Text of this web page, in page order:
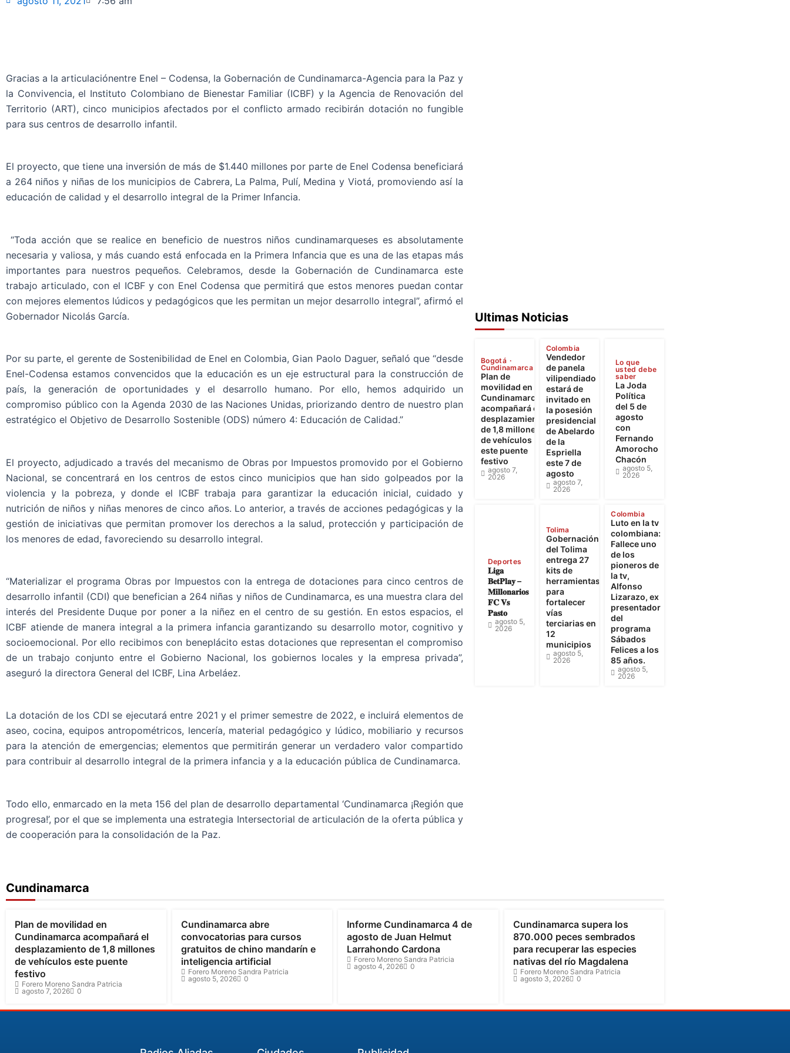
Gracias a la articulaciónentre Enel – Codensa, la Gobernación de Cundinamarca-Agencia para la Paz y
la Convivencia, el Instituto Colombiano de Bienestar Familiar (ICBF) y la Agencia de Renovación del
Territorio (ART), cinco municipios afectados por el conflicto armado recibirán dotación no fungible
para sus centros de desarrollo infantil.
El proyecto, que tiene una inversión de más de $1.440 millones por parte de Enel Codensa beneficiará
a 264 niños y niñas de los municipios de Cabrera, La Palma, Pulí, Medina y Viotá, promoviendo así la
educación de calidad y el desarrollo integral de la Primer Infancia.
“Toda acción que se realice en beneficio de nuestros niños cundinamarqueses es absolutamente
necesaria y valiosa, y más cuando está enfocada en la Primera Infancia que es una de las etapas más
importantes para nuestros pequeños. Celebramos, desde la Gobernación de Cundinamarca este
trabajo articulado, con el ICBF y con Enel Codensa que permitirá que estos menores puedan contar
con mejores elementos lúdicos y pedagógicos que les permitan un mejor desarrollo integral”, afirmó el
Gobernador Nicolás García.
Por su parte, el gerente de Sostenibilidad de Enel en Colombia, Gian Paolo Daguer, señaló que “desde
Enel-Codensa estamos convencidos que la educación es un eje estructural para la construcción de
país, la generación de oportunidades y el desarrollo humano. Por ello, hemos adquirido un
compromiso público con la Agenda 2030 de las Naciones Unidas, priorizando dentro de nuestro plan
estratégico el Objetivo de Desarrollo Sostenible (ODS) número 4: Educación de Calidad.”
El proyecto, adjudicado a través del mecanismo de Obras por Impuestos promovido por el Gobierno
Nacional, se concentrará en los centros de estos cinco municipios que han sido golpeados por la
violencia y la pobreza, y donde el ICBF trabaja para garantizar la educación inicial, cuidado y
nutrición de niños y niñas menores de cinco años. Lo anterior, a través de acciones pedagógicas y la
gestión de iniciativas que permitan promover los derechos a la salud, protección y participación de
los menores de edad, favoreciendo su desarrollo integral.
“Materializar el programa Obras por Impuestos con la entrega de dotaciones para cinco centros de
desarrollo infantil (CDI) que benefician a 264 niñas y niños de Cundinamarca, es una muestra clara del
interés del Presidente Duque por poner a la niñez en el centro de su gestión. En estos espacios, el
ICBF atiende de manera integral a la primera infancia garantizando su desarrollo motor, cognitivo y
socioemocional. Por ello recibimos con beneplácito estas dotaciones que representan el compromiso
de un trabajo conjunto entre el Gobierno Nacional, los gobiernos locales y la empresa privada”,
aseguró la directora General del ICBF, Lina Arbeláez.
La dotación de los CDI se ejecutará entre 2021 y el primer semestre de 2022, e incluirá elementos de
aseo, cocina, equipos antropométricos, lencería, material pedagógico y lúdico, mobiliario y recursos
para la atención de emergencias; elementos que permitirán generar un verdadero valor compartido
para contribuir al desarrollo integral de la primera infancia y a la educación pública de Cundinamarca.
Todo ello, enmarcado en la meta 156 del plan de desarrollo departamental ‘Cundinamarca ¡Región que
progresa!’, por el que se implementa una estrategia Intersectorial de articulación de la oferta pública y
de cooperación para la consolidación de la Paz.
Ultimas Noticias
Bogotá
Cundinamarca
Plan de
movilidad en
Cundinamarca
acompañará el
desplazamiento
de 1,8 millones
de vehículos
este puente
festivo
agosto 7,
2026
Colombia
Vendedor
de panela
vilipendiado
estará de
invitado en
la posesión
presidencial
de Abelardo
de la
Espriella
este 7 de
agosto
agosto 7,
2026
Lo que
usted debe
saber
La Joda
Política
del 5 de
agosto
con
Fernando
Amorocho
Chacón
agosto 5,
2026
Deportes
𝐋𝐢𝐠𝐚
𝐁𝐞𝐭𝐏𝐥𝐚𝐲 –
𝐌𝐢𝐥𝐥𝐨𝐧𝐚𝐫𝐢𝐨𝐬
𝐅𝐂 𝐕𝐬
𝐏𝐚𝐬𝐭𝐨
agosto 5,
2026
Tolima
Gobernación
del Tolima
entrega 27
kits de
herramientas
para
fortalecer
vías
terciarias en
12
municipios
agosto 5,
2026
Colombia
Luto en la tv
colombiana:
Fallece uno
de los
pioneros de
la tv,
Alfonso
Lizarazo, ex
presentador
del
programa
Sábados
Felices a los
85 años.
agosto 5,
2026
Cundinamarca
Bogotá Cundinamarca
Plan de movilidad en
Cundinamarca acompañará el
desplazamiento de 1,8 millones
de vehículos este puente
festivo
Forero Moreno Sandra Patricia
agosto 7, 2026
0
Cundinamarca abre
convocatorias para cursos
gratuitos de chino mandarín e
inteligencia artificial
Forero Moreno Sandra Patricia
agosto 5, 2026
0
Informe Cundinamarca 4 de
agosto de Juan Helmut
Larrahondo Cardona
Forero Moreno Sandra Patricia
agosto 4, 2026
0
Cundinamarca supera los
870.000 peces sembrados
para recuperar las especies
nativas del río Magdalena
Forero Moreno Sandra Patricia
agosto 3, 2026
0